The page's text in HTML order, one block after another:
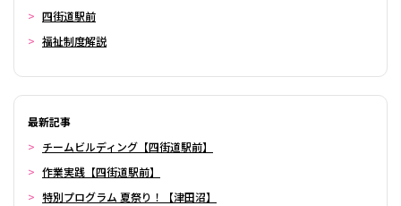
四街道駅前
福祉制度解説
最新記事
チームビルディング【四街道駅前】
作業実践【四街道駅前】
特別プログラム 夏祭り！【津田沼】